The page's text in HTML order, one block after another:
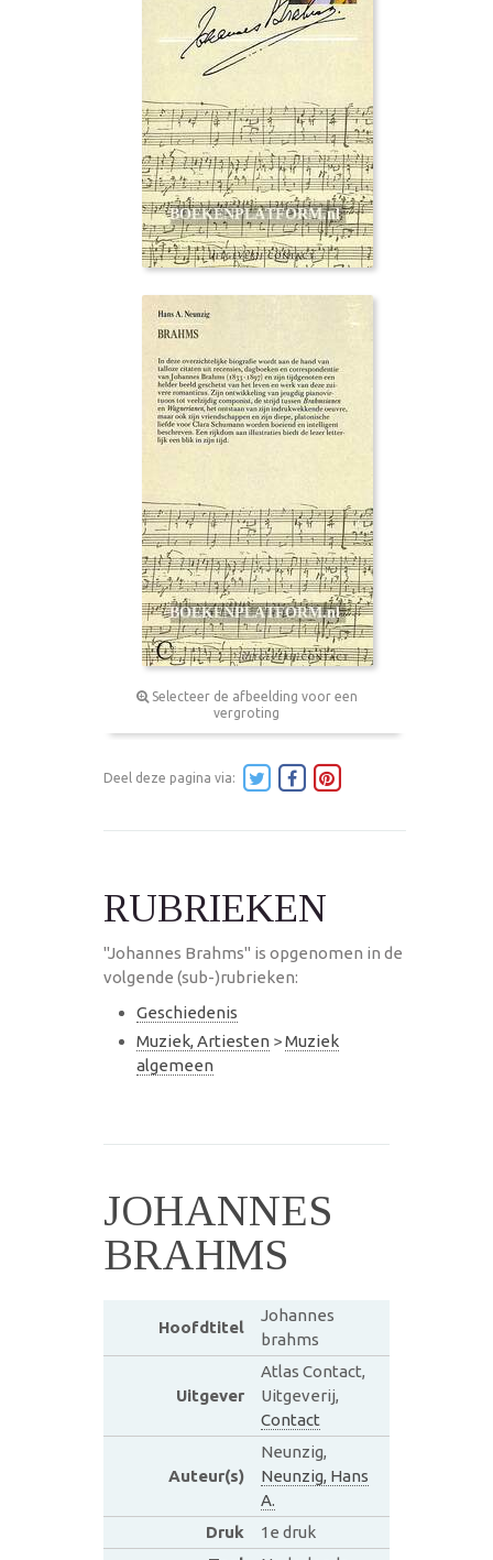
Selecteer de afbeelding voor een
vergroting
Deel deze pagina via:
RUBRIEKEN
"Johannes Brahms" is opgenomen in de
volgende (sub-)rubrieken:
Geschiedenis
Muziek, Artiesten >Muziek
algemeen
JOHANNES
BRAHMS
Hoofdtitel
Johannes
brahms
Uitgever
Atlas Contact,
Uitgeverij,
Contact
Auteur(s)
Neunzig,
Neunzig, Hans
A.
Druk
1e druk